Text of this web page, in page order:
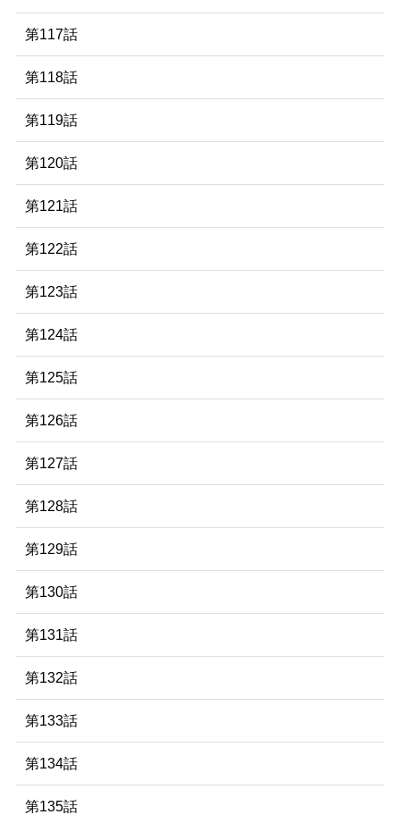
第117話
第118話
第119話
第120話
第121話
第122話
第123話
第124話
第125話
第126話
第127話
第128話
第129話
第130話
第131話
第132話
第133話
第134話
第135話